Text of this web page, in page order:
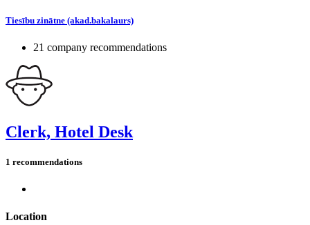
Tiesību zinātne (akad.bakalaurs)
21 company recommendations
Clerk, Hotel Desk
1 recommendations
Location